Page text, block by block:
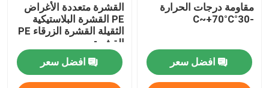
مقاومة درجات الحرارة
-30°C~+70°C
افضل سعر
القشرة متعددة الأغراض
PE القشرة البلاستيكية
الثقيلة القشرة الزرقاء PE
القشرة
افضل سعر